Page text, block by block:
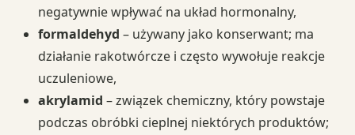
negatywnie wpływać na układ hormonalny,
formaldehyd – używany jako konserwant; ma
działanie rakotwórcze i często wywołuje reakcje
uczuleniowe,
akrylamid – związek chemiczny, który powstaje
podczas obróbki cieplnej niektórych produktów;